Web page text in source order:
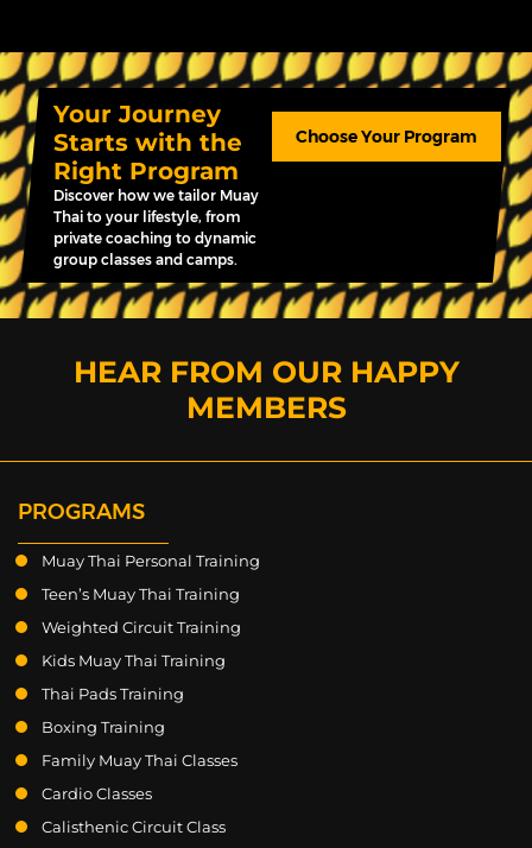
Your Journey
Starts with the
Right Program
Discover how we tailor Muay
Thai to your lifestyle, from
private coaching to dynamic
group classes and camps.
Choose Your Program
HEAR FROM OUR HAPPY
MEMBERS
PROGRAMS
Muay Thai Personal Training
Teen’s Muay Thai Training
Weighted Circuit Training
Kids Muay Thai Training
Thai Pads Training
Boxing Training
Family Muay Thai Classes
Cardio Classes
Calisthenic Circuit Class